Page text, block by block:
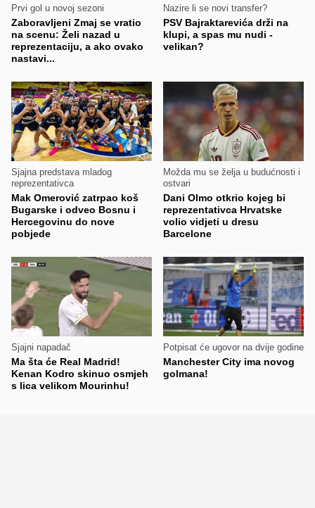
Prvi gol u novoj sezoni
Zaboravljeni Zmaj se vratio
na scenu: Želi nazad u
reprezentaciju, a ako ovako
nastavi...
Nazire li se novi transfer?
PSV Bajraktarevića drži na
klupi, a spas mu nudi -
velikan?
Sjajna predstava mladog
reprezentativca
Mak Omerović zatrpao koš
Bugarske i odveo Bosnu i
Hercegovinu do nove
pobjede
Možda mu se želja u budućnosti i
ostvari
Dani Olmo otkrio kojeg bi
reprezentativca Hrvatske
volio vidjeti u dresu
Barcelone
Sjajni napadač
Ma šta će Real Madrid!
Kenan Kodro skinuo osmjeh
s lica velikom Mourinhu!
Potpisat će ugovor na dvije godine
Manchester City ima novog
golmana!